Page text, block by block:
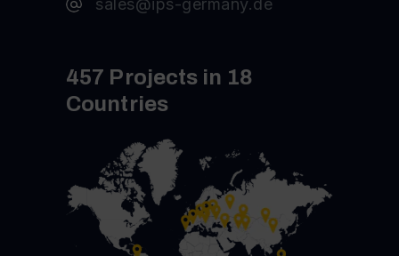
457 Projects in 18
Countries